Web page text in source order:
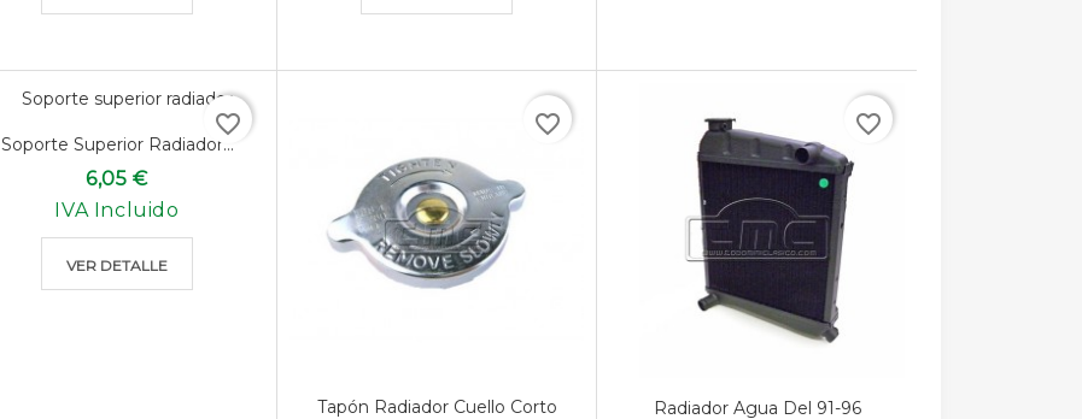
Soporte Superior Radiador...
6,05 €
IVA Incluido
VER DETALLE
favorite_border
Tapón Radiador Cuello Corto
favorite_border
Radiador Agua Del 91-96
favorite_border